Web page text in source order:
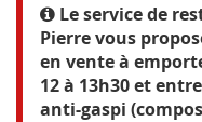
Le service de
Pierre vous
en vente à
12 à 13h30 et
anti-gaspi